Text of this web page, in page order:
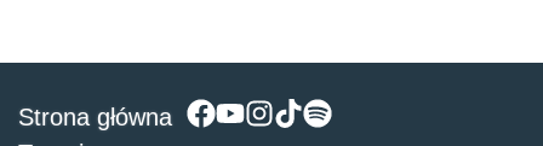
Strona główna